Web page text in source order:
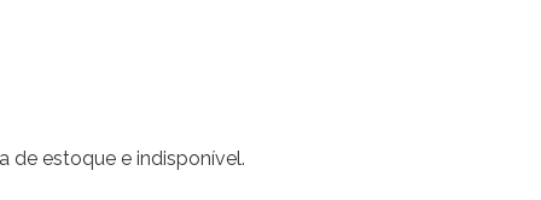
de estoque e indisponível.